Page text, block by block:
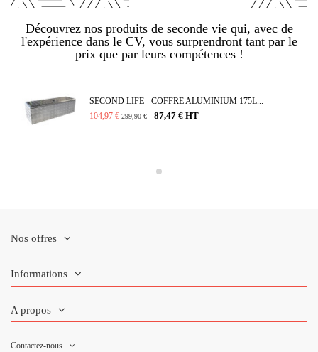
Découvrez nos produits de seconde vie qui, avec de
l'expérience dans le CV, vous surprendront tant par le
prix que par leurs compétences !
SECOND LIFE - COFFRE ALUMINIUM 175L...
104,97 € 299,90 € - 87,47 € HT
Nos offres
Informations
A propos
Contactez-nous